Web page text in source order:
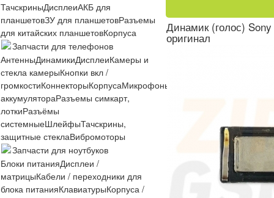
ТачскриныДисплеиАКБ для
планшетовЗУ для планшетовРазъемы
для китайских планшетовКорпуса
Запчасти для телефонов
АнтенныДинамикиДисплеиКамеры и
стекла камерыКнопки вкл /
громкостиКоннекторыКорпусаМикрофоны
аккумулятораРазъемы симкарт,
лоткиРазъёмы
системныеШлейфыТачскрины,
защитные стеклаВибромоторы
Запчасти для ноутбуков
Блоки питанияДисплеи /
матрицыКабели / переходники для
блока питанияКлавиатурыКорпуса /
Динамик (голос)
оригинал